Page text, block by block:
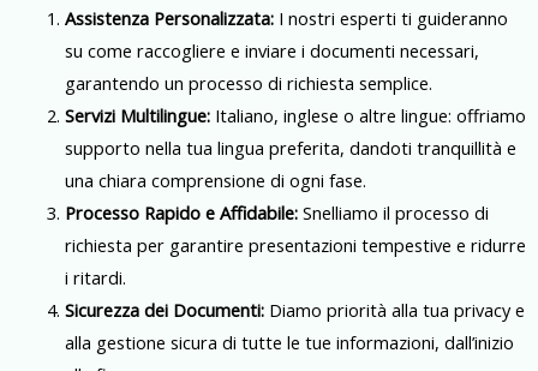
Assistenza Personalizzata:I nostri esperti ti guideranno
su come raccogliere e inviare i documenti necessari,
garantendo un processo di richiesta semplice.
Servizi Multilingue:Italiano, inglese o altre lingue: offriamo
supporto nella tua lingua preferita, dandoti tranquillità e
una chiara comprensione di ogni fase.
Processo Rapido e Affidabile:Snelliamo il processo di
richiesta per garantire presentazioni tempestive e ridurre
i ritardi.
Sicurezza dei Documenti:Diamo priorità alla tua privacy e
alla gestione sicura di tutte le tue informazioni, dall’inizio